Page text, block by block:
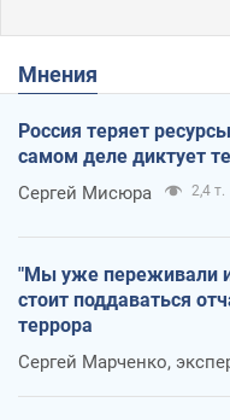
Мнения
Россия теряет
самом деле диктует
Сергей Мисюра 2,4 т.
"Мы уже переживали
стоит поддаваться
террора
Сергей Марченко,